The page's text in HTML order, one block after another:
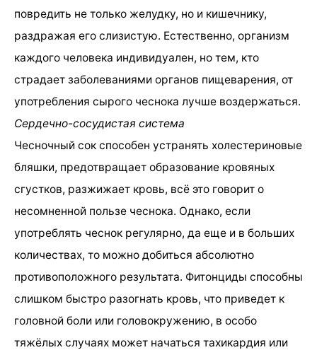
повредить не только желудку, но и кишечнику,
раздражая его слизистую. Естественно, организм
каждого человека индивидуален, но тем, кто
страдает заболеваниями органов пищеварения, от
употребления сырого чеснока лучше воздержаться.
Сердечно-сосудистая система
Чесночный сок способен устранять холестериновые
бляшки, предотвращает образование кровяных
сгустков, разжижает кровь, всё это говорит о
несомненной пользе чеснока. Однако, если
употреблять чеснок регулярно, да еще и в больших
количествах, то можно добиться абсолютно
противоположного результата. Фитонциды способны
слишком быстро разогнать кровь, что приведет к
головной боли или головокружению, в особо
тяжёлых случаях может начаться тахикардия или